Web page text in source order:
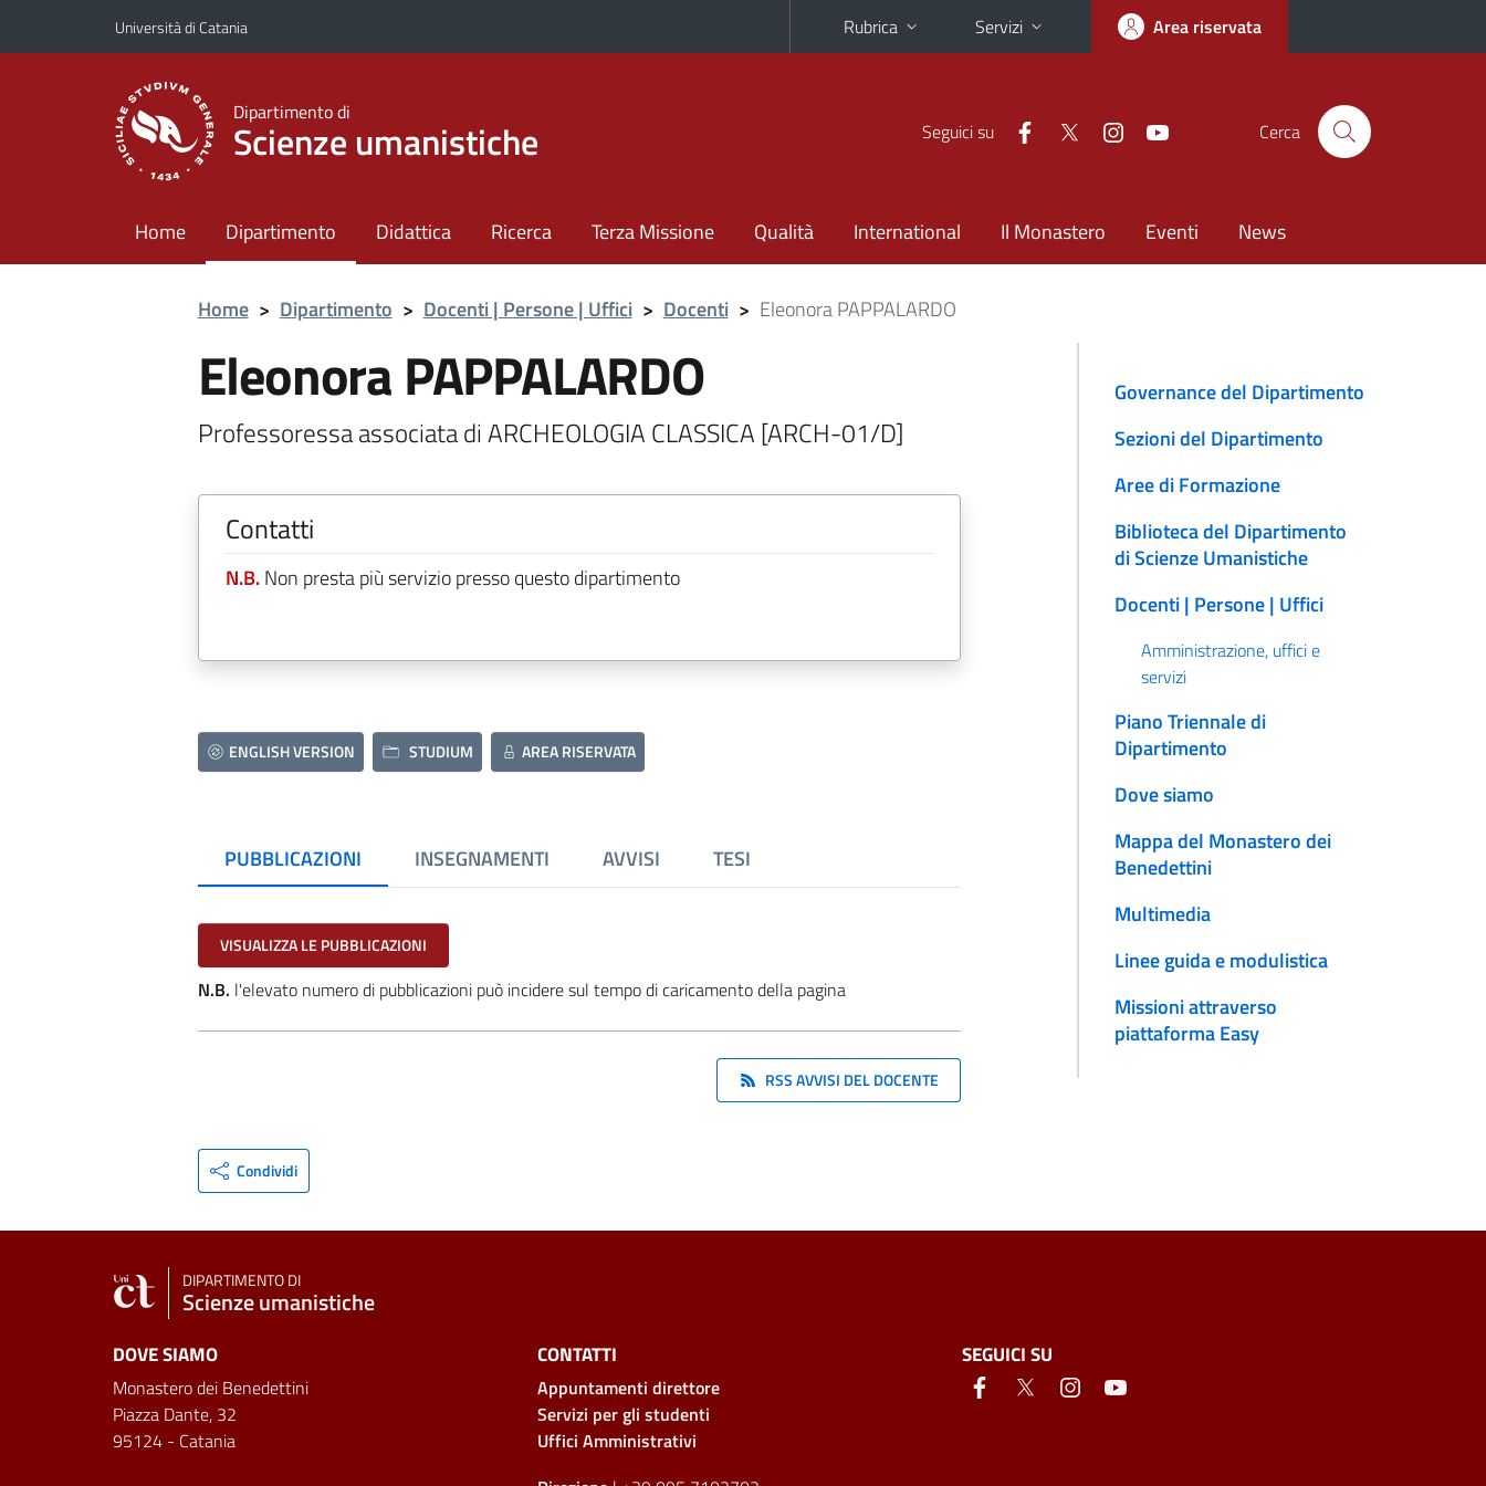
Vai al contenuto principale
Vai al menu di navigazione
Università di Catania Rubrica Servizi Area riservata
Dipartimento di
Scienze umanistiche Seguici su Cerca
Home Dipartimento Didattica Ricerca Terza Missione Qualità International Il Monastero Eventi News
Home > Dipartimento > Docenti | Persone | Uffici > Docenti > Eleonora PAPPALARDO
Eleonora PAPPALARDO
Professoressa associata di ARCHEOLOGIA CLASSICA [ARCH-01/D]
Contatti
N.B.Non presta più servizio presso questo dipartimento
ENGLISH VERSION STUDIUM AREA RISERVATA
PUBBLICAZIONI INSEGNAMENTI AVVISI TESI
VISUALIZZA LE PUBBLICAZIONI
N.B. l'elevato numero di pubblicazioni può incidere sul tempo di caricamento della pagina
RSS AVVISI DEL DOCENTE
Condividi
Governance del Dipartimento
Sezioni del Dipartimento
Aree di Formazione
Biblioteca del Dipartimento
di Scienze Umanistiche
Docenti | Persone | Uffici
Amministrazione, uffici e
servizi
Piano Triennale di
Dipartimento
Dove siamo
Mappa del Monastero dei
Benedettini
Multimedia
Linee guida e modulistica
Missioni attraverso
piattaforma Easy
DIPARTIMENTO DI
Scienze umanistiche
DOVE SIAMO
Monastero dei Benedettini
Piazza Dante, 32
95124 - Catania
CONTATTI
Appuntamenti direttore
Servizi per gli studenti
Uffici Amministrativi
SEGUICI SU